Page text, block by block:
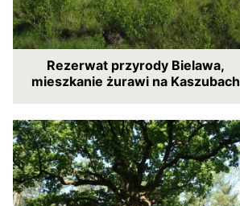
Rezerwat przyrody Bielawa,
mieszkanie żurawi na Kaszubach